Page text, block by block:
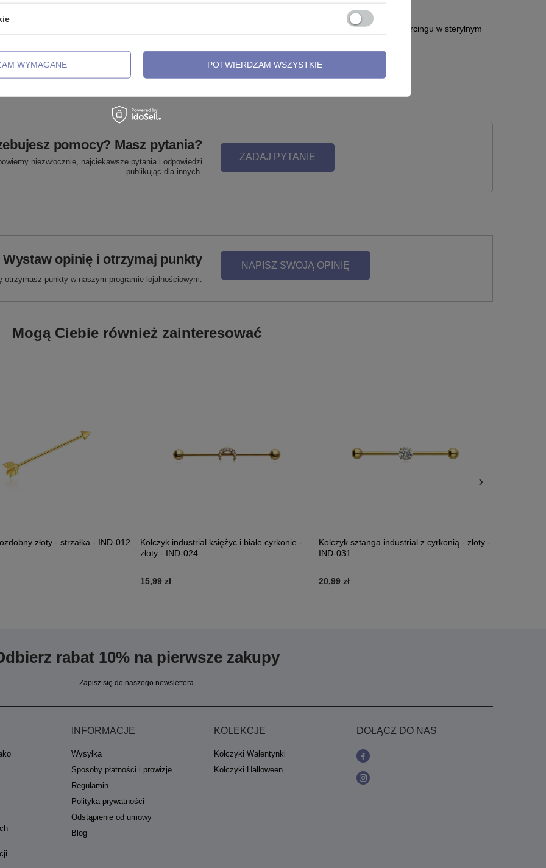
24,99 zł
Igła z wenflonem do piercingu w sterylnym
2,99 zł
pomocy? Masz pytania?
niezwłocznie, najciekawsze pytania i odpowiedzi
publikując dla innych.
ZADAJ PYTANIE
Wystaw opinię i otrzymaj punkty
otrzymasz punkty w naszym programie lojalnościowym.
NAPISZ SWOJĄ OPINIĘ
Mogą Ciebie również zainteresować
złoty - strzałka - IND-012
Kolczyk industrial księżyc i białe cyrkonie -
złoty - IND-024
15,99 zł
Kolczyk sztanga industrial z cyrkonią - złoty -
IND-031
20,99 zł
rabat 10% na pierwsze zakupy
Zapisz się do naszego newslettera
INFORMACJE
Wysyłka
Sposoby płatności i prowizje
Regulamin
Polityka prywatności
Odstąpienie od umowy
Blog
KOLEKCJE
Kolczyki Walentynki
Kolczyki Halloween
DOŁĄCZ DO NAS
WYMAGANE POTWIERDZAM WSZYSTKIE